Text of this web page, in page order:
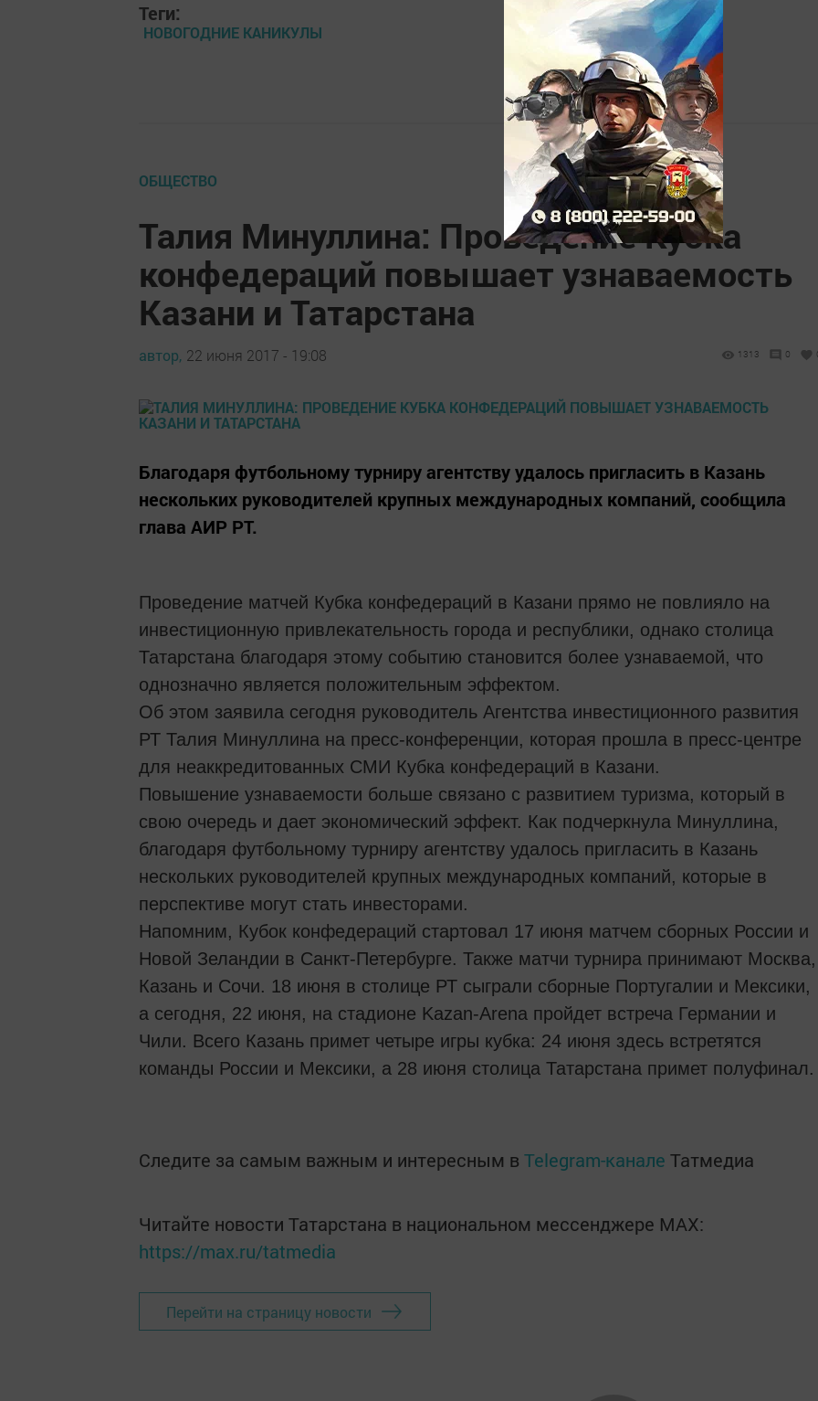
Теги:
НОВОГОДНИЕ КАНИКУЛЫ
ОБЩЕСТВО
Талия Минуллина: Проведение Кубка
конфедераций повышает узнаваемость
Казани и Татарстана
автор, 22 июня 2017 - 19:08 1313 0
Благодаря футбольному турниру агентству удалось пригласить в Казань
нескольких руководителей крупных международных компаний, сообщила
глава АИР РТ.
Проведение матчей Кубка конфедераций в Казани прямо не повлияло на
инвестиционную привлекательность города и республики, однако столица
Татарстана благодаря этому событию становится более узнаваемой, что
однозначно является положительным эффектом.
Об этом заявила сегодня руководитель Агентства инвестиционного развития
РТ Талия Минуллина на пресс-конференции, которая прошла в пресс-центре
для неаккредитованных СМИ Кубка конфедераций в Казани.
Повышение узнаваемости больше связано с развитием туризма, который в
свою очередь и дает экономический эффект. Как подчеркнула Минуллина,
благодаря футбольному турниру агентству удалось пригласить в Казань
нескольких руководителей крупных международных компаний, которые в
перспективе могут стать инвесторами.
Напомним, Кубок конфедераций стартовал 17 июня матчем сборных России и
Новой Зеландии в Санкт-Петербурге. Также матчи турнира принимают Москва,
Казань и Сочи. 18 июня в столице РТ сыграли сборные Португалии и Мексики,
а сегодня, 22 июня, на стадионе Kazan-Arena пройдет встреча Германии и
Чили. Всего Казань примет четыре игры кубка: 24 июня здесь встретятся
команды России и Мексики, а 28 июня столица Татарстана примет полуфинал.
Следите за самым важным и интересным в Telegram-канале Татмедиа
Читайте новости Татарстана в национальном мессенджере MАХ:
https://max.ru/tatmedia
Перейти на страницу новости